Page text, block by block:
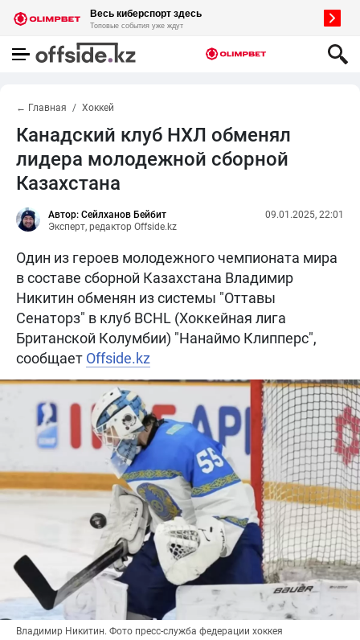
← Главная Хоккей
Канадский клуб НХЛ обменял
лидера молодежной сборной
Казахстана
Автор: Сейлханов Бейбит
Эксперт, редактор Offside.kz
09.01.2025, 22:01
Один из героев молодежного чемпионата мира
в составе сборной Казахстана Владимир
Никитин обменян из системы "Оттавы
Сенаторз" в клуб BCHL (Хоккейная лига
Британской Колумбии) "Нанаймо Клипперс",
сообщает Offside.kz
Владимир Никитин. Фото пресс-служба федерации хоккея